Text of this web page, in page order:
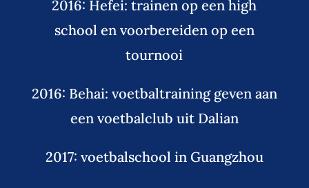
2016: Hefei: trainen op een high
school en voorbereiden op een
tournooi
2016: Behai: voetbaltraining geven aan
een voetbalclub uit Dalian
2017: voetbalschool in Guangzhou